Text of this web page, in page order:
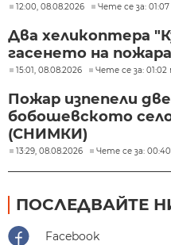
12:00, 08.08.2026 Чете се за:
Два хеликоптера
гасенето на
15:01, 08.08.2026 Чете се за: 01:02
Пожар изпепели
бобошевското
(СНИМКИ)
13:29, 08.08.2026 Чете се за:
ПОСЛЕДВАЙТЕ
Facebook